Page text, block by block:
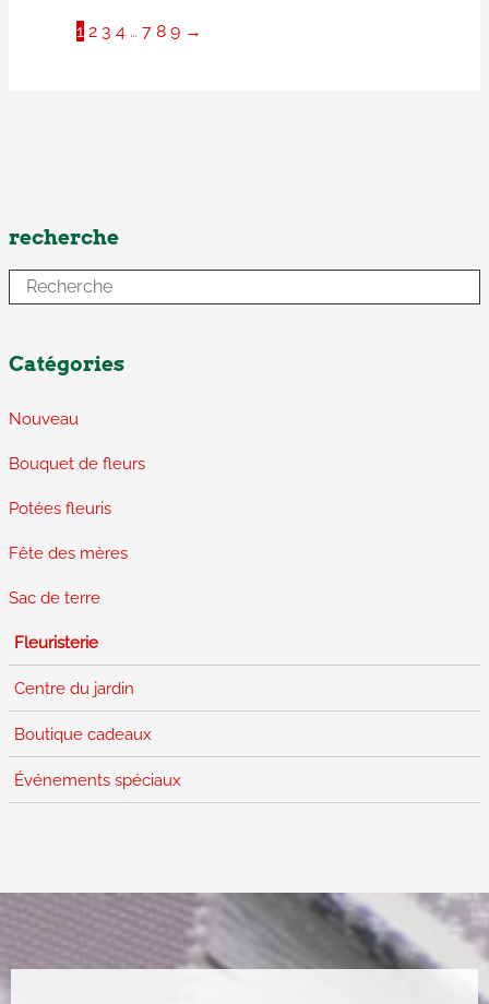
recherche
Catégories
Nouveau
Bouquet de fleurs
Potées fleuris
Fête des mères
Sac de terre
Fleuristerie
Centre du jardin
Boutique cadeaux
Événements spéciaux
1 2 3 4 … 7 8 9 →